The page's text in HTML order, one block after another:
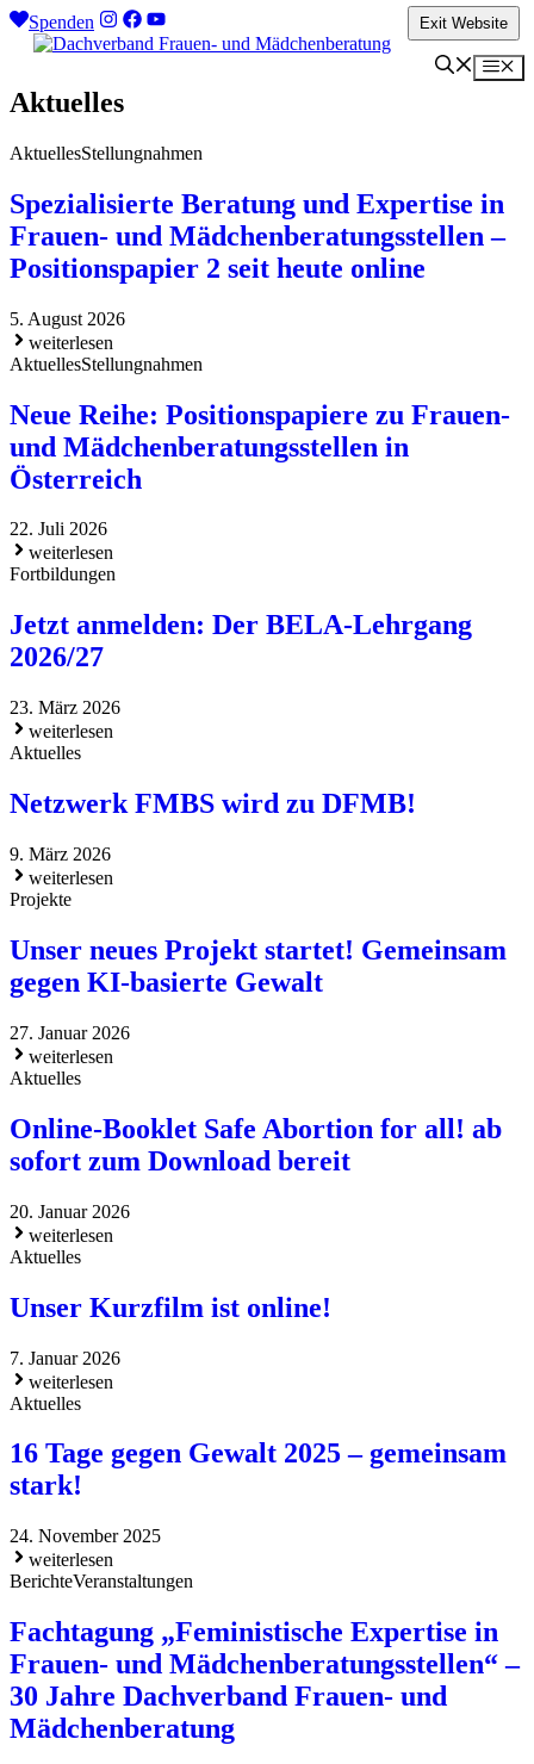
Exit Website
Zum
Inhalt
Spenden
Aktuelles
AktuellesStellungnahmen
Spezialisierte Beratung und Expertise in
Frauen- und Mädchenberatungsstellen –
Positionspapier 2 seit heute online
5. August 2026
weiterlesen
AktuellesStellungnahmen
Neue Reihe: Positionspapiere zu Frauen-
und Mädchenberatungsstellen in
Österreich
22. Juli 2026
weiterlesen
Fortbildungen
Jetzt anmelden: Der BELA-Lehrgang
2026/27
23. März 2026
weiterlesen
Aktuelles
Netzwerk FMBS wird zu DFMB!
9. März 2026
weiterlesen
Projekte
Unser neues Projekt startet! Gemeinsam
gegen KI-basierte Gewalt
27. Januar 2026
weiterlesen
Aktuelles
Online-Booklet Safe Abortion for all! ab
sofort zum Download bereit
20. Januar 2026
weiterlesen
Aktuelles
Unser Kurzfilm ist online!
7. Januar 2026
weiterlesen
Aktuelles
16 Tage gegen Gewalt 2025 – gemeinsam
stark!
24. November 2025
weiterlesen
BerichteVeranstaltungen
Fachtagung „Feministische Expertise in
Frauen- und Mädchenberatungsstellen“ –
30 Jahre Dachverband Frauen- und
Mädchenberatung